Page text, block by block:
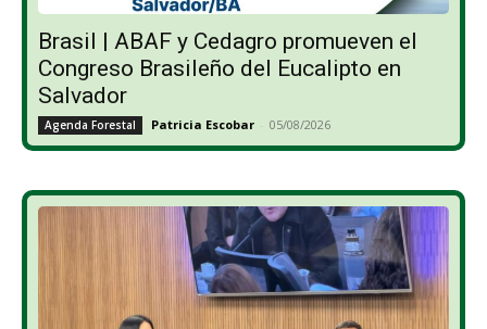
Brasil | ABAF y Cedagro promueven el
Congreso Brasileño del Eucalipto en
Salvador
Agenda Forestal Patricia Escobar - 05/08/2026